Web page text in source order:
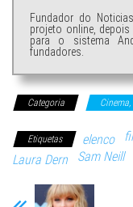
Fundador do
projeto online,
para o sistema
fundadores.
Categoria
Etiquetas elenco
Laura Dern
Sam Neill